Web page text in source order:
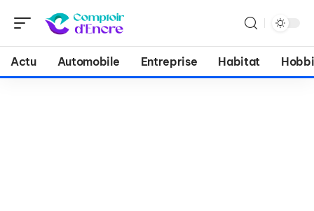
Actu Automobile Entreprise Habitat